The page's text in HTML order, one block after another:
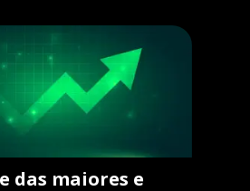
das maiores e